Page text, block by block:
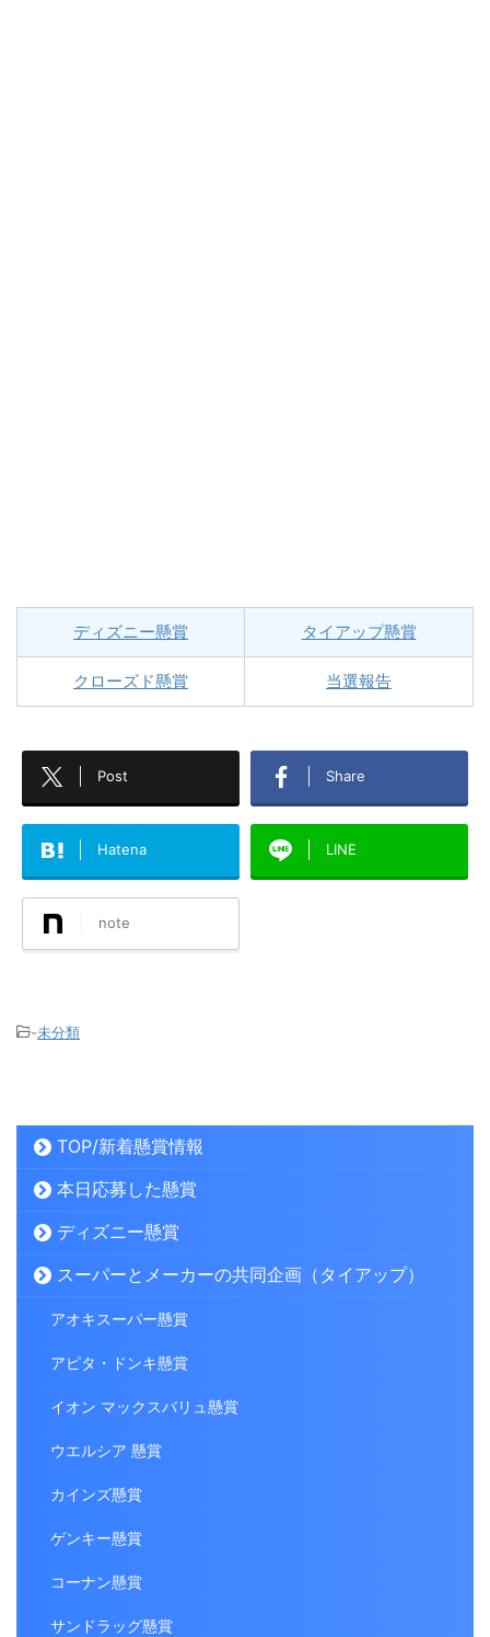
ディズニー懸賞 タイアップ懸賞
クローズド懸賞 当選報告
Post Share
Hatena LINE
note
-未分類
TOP/新着懸賞情報
本日応募した懸賞
ディズニー懸賞
スーパーとメーカーの共同企画（タイアップ）
アオキスーパー懸賞
アピタ・ドンキ懸賞
イオン マックスバリュ懸賞
ウエルシア 懸賞
カインズ懸賞
ゲンキー懸賞
コーナン懸賞
サンドラッグ懸賞